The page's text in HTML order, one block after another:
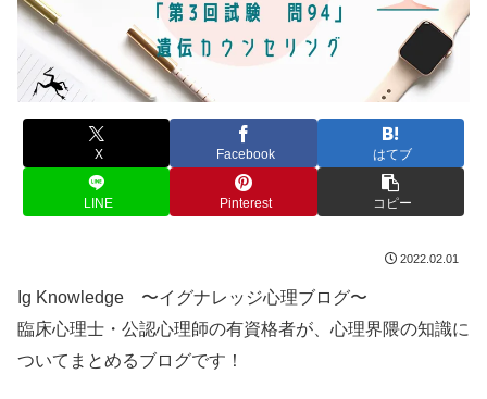
X Facebook はてブ
LINE Pinterest コピー
2022.02.01
Ig Knowledge 〜イグナレッジ心理ブログ〜
臨床心理士・公認心理師の有資格者が、心理界隈の知識に
ついてまとめるブログです！